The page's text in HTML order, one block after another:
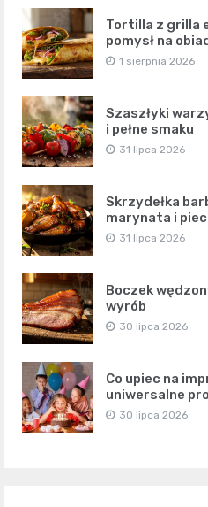
Tortilla z grilla
pomysł na obiad
1 sierpnia 2026
Szaszłyki
i pełne smaku
31 lipca 2026
Skrzydełka
marynata i
31 lipca 2026
Boczek
wyrób
30 lipca 2026
Co upiec na
uniwersalne
30 lipca 2026